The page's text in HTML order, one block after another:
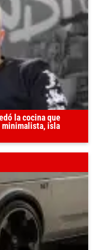
la cocina que
minimalista, isla